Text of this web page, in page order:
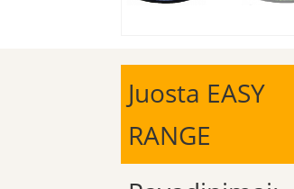
Juosta EASY
RANGE